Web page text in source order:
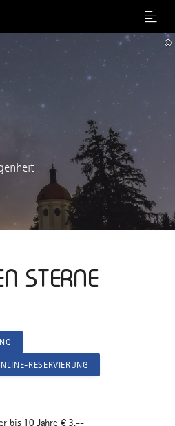
Menu
STERNE
©
RESERVIERUNG
bis 10 Jahre € 3,--